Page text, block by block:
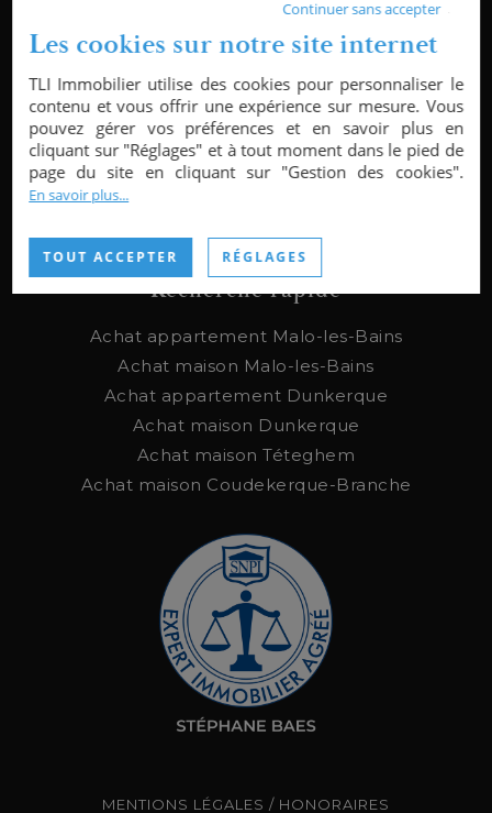
59240 Dunkerque
+33 3 28 66 55 99
Recherche rapide
Achat appartement Malo-les-Bains
Achat maison Malo-les-Bains
Achat appartement Dunkerque
Achat maison Dunkerque
Achat maison Téteghem
Achat maison Coudekerque-Branche
MENTIONS LÉGALES / HONORAIRES
Continuer sans accepter
Les cookies sur notre site internet
TLI Immobilier utilise des cookies pour personnaliser le
contenu et vous offrir une expérience sur mesure. Vous
pouvez gérer vos préférences et en savoir plus en
cliquant sur "Réglages" et à tout moment dans le pied de
page du site en cliquant sur "Gestion des cookies".
En savoir plus...
TOUT ACCEPTER RÉGLAGES